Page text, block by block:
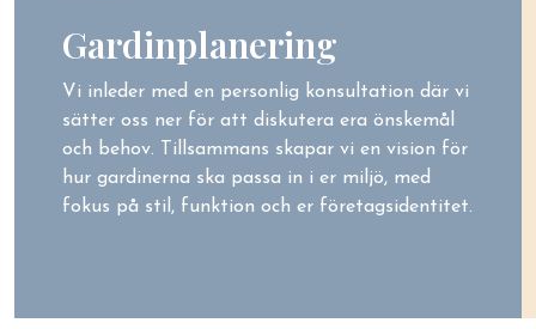
Gardinplanering
Vi inleder med en personlig konsultation där vi
sätter oss ner för att diskutera era önskemål
och behov. Tillsammans skapar vi en vision för
hur gardinerna ska passa in i er miljö, med
fokus på stil, funktion och er företagsidentitet.